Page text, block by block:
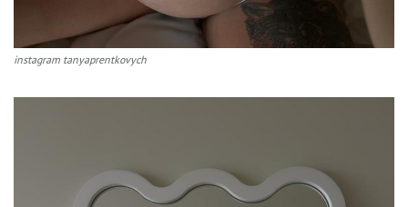
instagram tanyaprentkovych